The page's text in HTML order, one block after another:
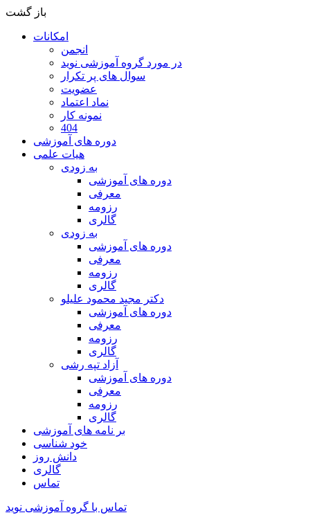
باز گشت
امکانات
انجمن
در مورد گروه آموزشی نوید
سوال های پر تکرار
عضویت
نماد اعتماد
نمونه کار
404
دوره های آموزشی
هیات علمی
به زودی
دوره های آموزشی
معرفی
رزومه
گالری
به زودی
دوره های آموزشی
معرفی
رزومه
گالری
دکتر مجید محمود علیلو
دوره های آموزشی
معرفی
رزومه
گالری
آزاد تپه رشی
دوره های آموزشی
معرفی
رزومه
گالری
بر نامه های آموزشی
خود شناسی
دانش روز
گالری
تماس
تماس با گروه آموزشی نوید